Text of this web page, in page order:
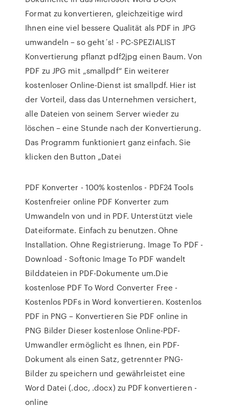
Format zu konvertieren, gleichzeitige wird
Ihnen eine viel bessere Qualität als PDF in JPG
umwandeln – so geht´s! - PC-SPEZIALIST
Konvertierung pflanzt pdf2jpg einen Baum. Von
PDF zu JPG mit „smallpdf“ Ein weiterer
kostenloser Online-Dienst ist smallpdf. Hier ist
der Vorteil, dass das Unternehmen versichert,
alle Dateien von seinem Server wieder zu
löschen – eine Stunde nach der Konvertierung.
Das Programm funktioniert ganz einfach. Sie
klicken den Button „Datei
PDF Konverter - 100% kostenlos - PDF24 Tools
Kostenfreier online PDF Konverter zum
Umwandeln von und in PDF. Unterstützt viele
Dateiformate. Einfach zu benutzen. Ohne
Installation. Ohne Registrierung. Image To PDF -
Download - Softonic Image To PDF wandelt
Bilddateien in PDF-Dokumente um.Die
kostenlose PDF To Word Converter Free -
Kostenlos PDFs in Word konvertieren. Kostenlos
PDF in PNG – Konvertieren Sie PDF online in
PNG Bilder Dieser kostenlose Online-PDF-
Umwandler ermöglicht es Ihnen, ein PDF-
Dokument als einen Satz, getrennter PNG-
Bilder zu speichern und gewährleistet eine
Word Datei (.doc, .docx) zu PDF konvertieren -
online